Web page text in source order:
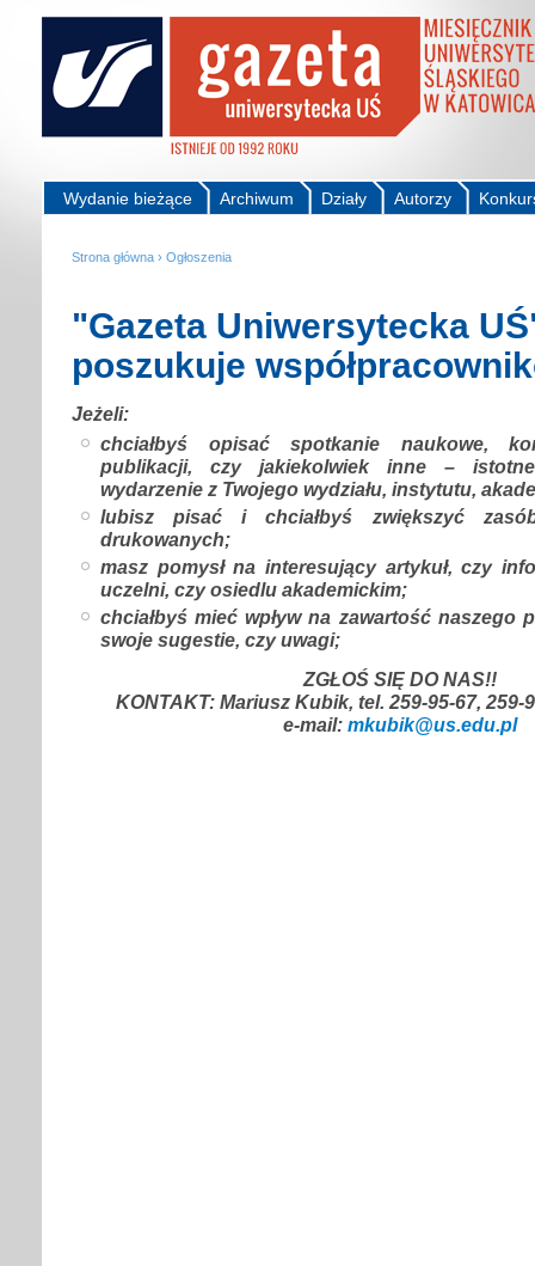
Autorzy
Działy
Archiwum
Wydanie bieżące
Strona główna › Ogłoszenia
"Gazeta Uniwersytecka
poszukuje
Jeżeli:
chciałbyś opisać spotkanie naukowe,
publikacji, czy jakiekolwiek inne –
wydarzenie z Twojego wydziału, instytutu,
lubisz pisać i chciałbyś zwiększyć
drukowanych;
masz pomysł na interesujący artykuł, czy
uczelni, czy osiedlu akademickim;
chciałbyś mieć wpływ na zawartość naszego
swoje sugestie, czy uwagi;
ZGŁOŚ SIĘ DO NAS!!
KONTAKT: Mariusz Kubik, tel. 259-95-67, 259-
e-mail: mkubik@us.edu.pl